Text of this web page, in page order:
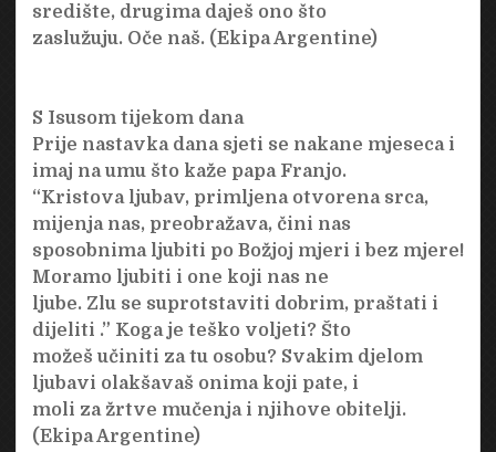
središte, drugima daješ ono što
zaslužuju. Oče naš. (Ekipa Argentine)
S Isusom tijekom dana
Prije nastavka dana sjeti se nakane mjeseca i
imaj na umu što kaže papa Franjo.
“Kristova ljubav, primljena otvorena srca,
mijenja nas, preobražava, čini nas
sposobnima ljubiti po Božjoj mjeri i bez mjere!
Moramo ljubiti i one koji nas ne
ljube. Zlu se suprotstaviti dobrim, praštati i
dijeliti .” Koga je teško voljeti? Što
možeš učiniti za tu osobu? Svakim djelom
ljubavi olakšavaš onima koji pate, i
moli za žrtve mučenja i njihove obitelji.
(Ekipa Argentine)